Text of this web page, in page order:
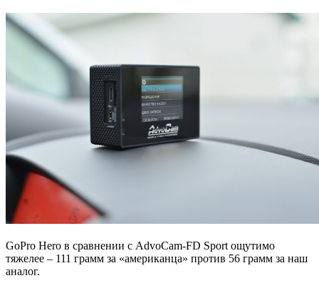
GoPro Hero в сравнении с AdvoCam-FD Sport ощутимо
тяжелее – 111 грамм за «американца» против 56 грамм за наш
аналог.